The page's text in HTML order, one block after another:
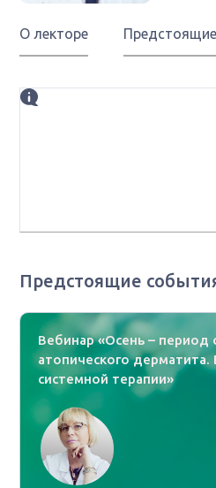
О лекторе
Предстоящие
Вебинар «Осень – период
атопического
системной терапии»